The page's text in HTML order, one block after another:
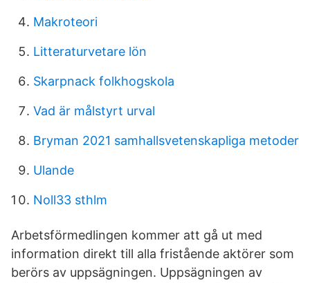
Makroteori
Litteraturvetare lön
Skarpnack folkhogskola
Vad är målstyrt urval
Bryman 2021 samhallsvetenskapliga metoder
Ulande
Noll33 sthlm
Arbetsförmedlingen kommer att gå ut med
information direkt till alla fristående aktörer som
berörs av uppsägningen. Uppsägningen av